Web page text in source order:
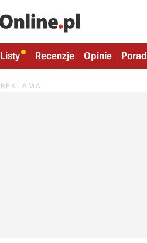
Listy Recenzje Opinie